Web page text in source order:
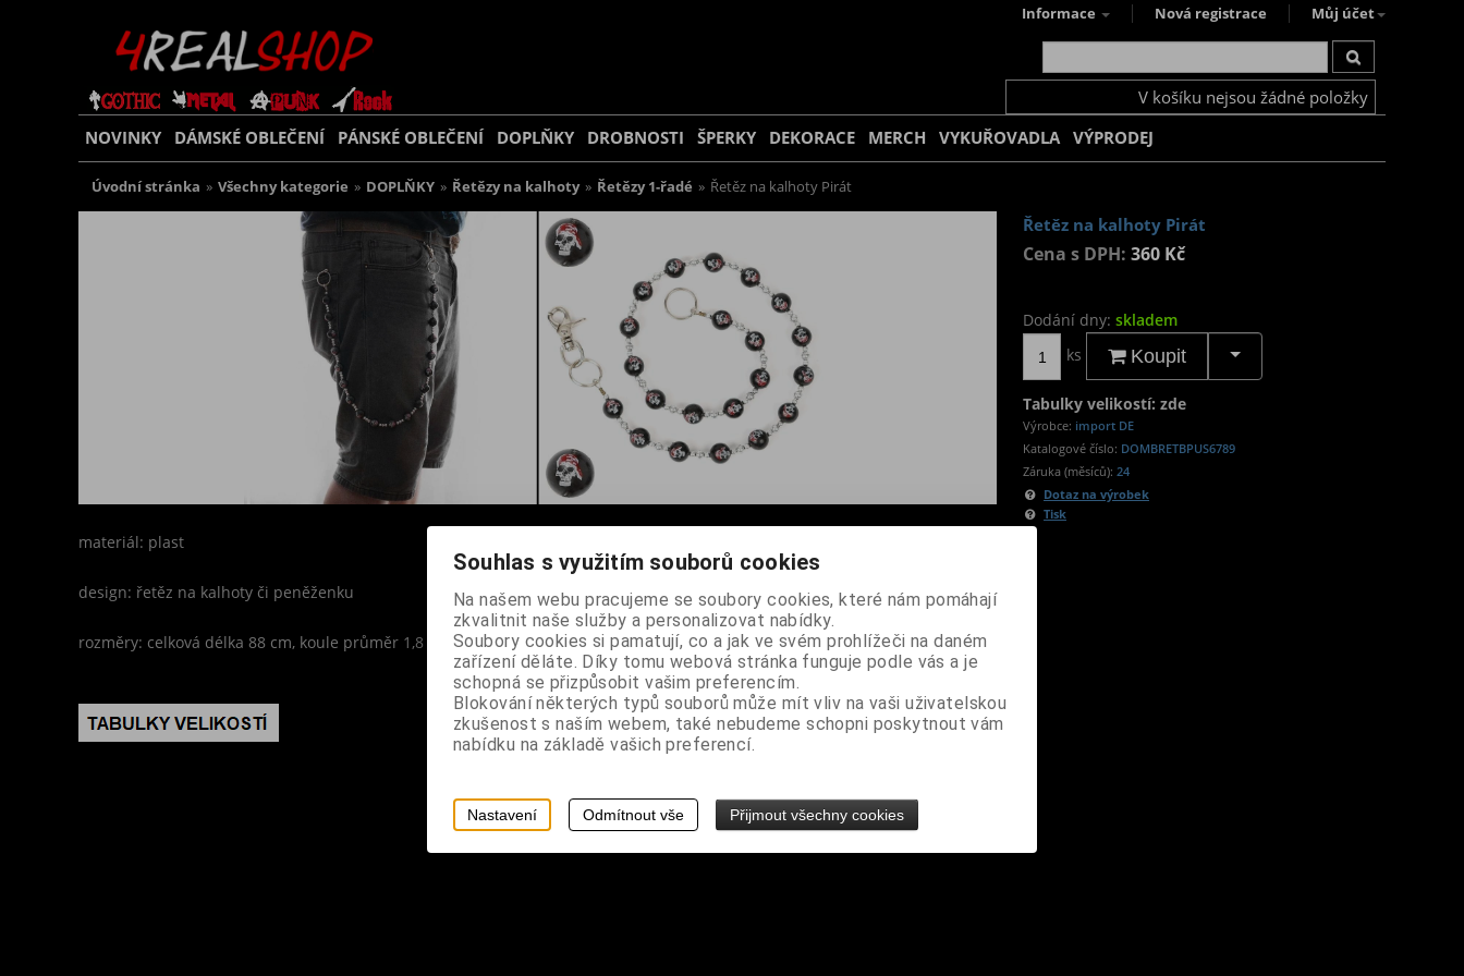
Informace Nová registrace Můj účet
V košíku nejsou žádné položky
NOVINKY DÁMSKÉ OBLEČENÍ PÁNSKÉ OBLEČENÍ DOPLŇKY DROBNOSTI ŠPERKY DEKORACE MERCH VYKUŘOVADLA VÝPRODEJ
Úvodní stránka » Všechny kategorie » DOPLŇKY » Řetězy na kalhoty » Řetězy 1-řadé » Řetěz na kalhoty Pirát
Řetěz na kalhoty Pirát
Cena s DPH: 360 Kč
Dodání dny: skladem
ks
Koupit
Tabulky velikostí: zde
Výrobce: import DE
Katalogové číslo: DOMBRETBPUS6789
Záruka (měsíců): 24
Dotaz na výrobek
Tisk
materiál: plast
design: řetěz na kalhoty či peněženku
rozměry: celková délka 88 cm, koule průměr 1,8 cm
Souhlas s využitím souborů cookies
Na našem webu pracujeme se soubory cookies, které nám pomáhají
zkvalitnit naše služby a personalizovat nabídky.
Soubory cookies si pamatují, co a jak ve svém prohlížeči na daném
zařízení děláte. Díky tomu webová stránka funguje podle vás a je
schopná se přizpůsobit vašim preferencím.
Blokování některých typů souborů může mít vliv na vaši uživatelskou
zkušenost s naším webem, také nebudeme schopni poskytnout vám
nabídku na základě vašich preferencí.
Nastavení Odmítnout vše Přijmout všechny cookies